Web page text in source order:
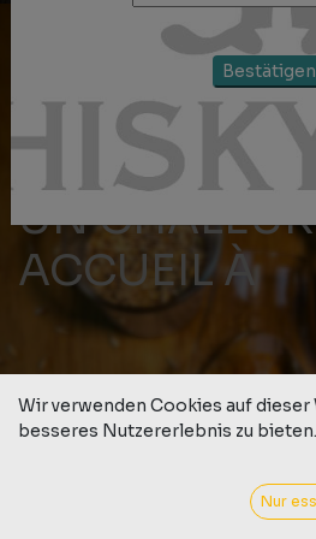
UN
ACCUEIL À
WHISKY
FOR LIFE
Bestätigen
Wir verwenden Cookies auf
besseres Nutzererlebnis zu bieten.
Nur